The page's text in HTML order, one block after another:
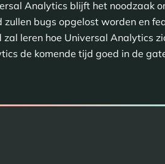
Analytics blijft het noodzaak
bugs opgelost worden en
leren hoe Universal Analytics
de komende tijd goed in de